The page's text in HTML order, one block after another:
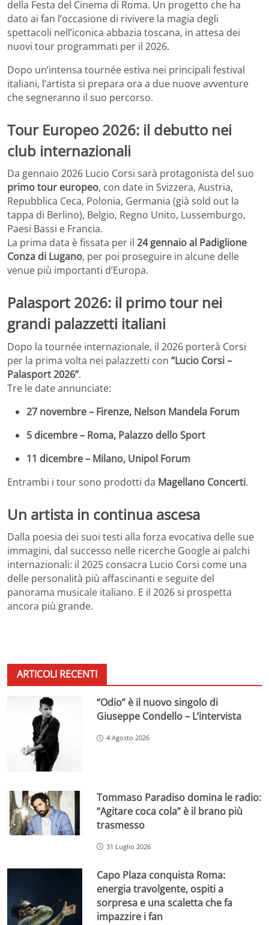
della Festa del Cinema di Roma. Un progetto che ha
dato ai fan l’occasione di rivivere la magia degli
spettacoli nell’iconica abbazia toscana, in attesa dei
nuovi tour programmati per il 2026.
Dopo un’intensa tournée estiva nei principali festival
italiani, l’artista si prepara ora a due nuove avventure
che segneranno il suo percorso.
Tour Europeo 2026: il debutto nei
club internazionali
Da gennaio 2026 Lucio Corsi sarà protagonista del suo
primo tour europeo, con date in Svizzera, Austria,
Repubblica Ceca, Polonia, Germania (già sold out la
tappa di Berlino), Belgio, Regno Unito, Lussemburgo,
Paesi Bassi e Francia.
La prima data è fissata per il 24 gennaio al Padiglione
Conza di Lugano, per poi proseguire in alcune delle
venue più importanti d’Europa.
Palasport 2026: il primo tour nei
grandi palazzetti italiani
Dopo la tournée internazionale, il 2026 porterà Corsi
per la prima volta nei palazzetti con “Lucio Corsi –
Palasport 2026”.
Tre le date annunciate:
27 novembre – Firenze, Nelson Mandela Forum
5 dicembre – Roma, Palazzo dello Sport
11 dicembre – Milano, Unipol Forum
Entrambi i tour sono prodotti da Magellano Concerti.
Un artista in continua ascesa
Dalla poesia dei suoi testi alla forza evocativa delle sue
immagini, dal successo nelle ricerche Google ai palchi
internazionali: il 2025 consacra Lucio Corsi come una
delle personalità più affascinanti e seguite del
panorama musicale italiano. E il 2026 si prospetta
ancora più grande.
ARTICOLI RECENTI
“Odio” è il nuovo singolo di
Giuseppe Condello – L’intervista
4 Agosto 2026
Tommaso Paradiso domina le radio:
“Agitare coca cola” è il brano più
trasmesso
31 Luglio 2026
Capo Plaza conquista Roma:
energia travolgente, ospiti a
sorpresa e una scaletta che fa
impazzire i fan